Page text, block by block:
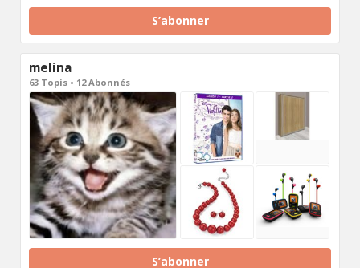
S’abonner
melina
63 Topis • 12 Abonnés
S’abonner